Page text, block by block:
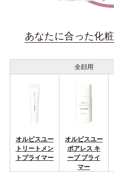
あなたに合った化
全顔用
オルビスユー
トリートメン
トプライマー
オルビスユー
ポアレス キ
ープ プライ
マー